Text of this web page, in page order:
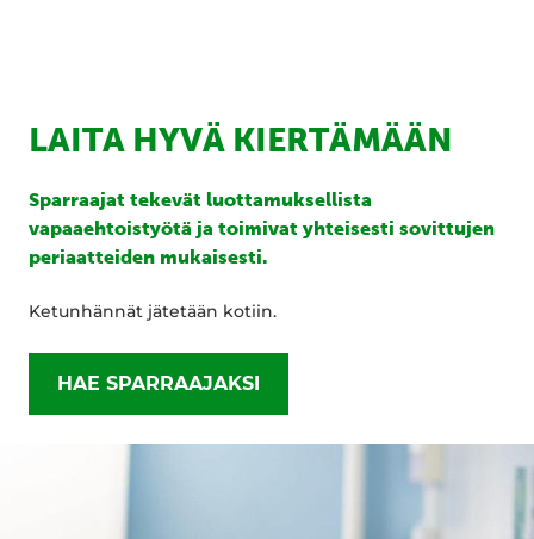
LAITA HYVÄ KIERTÄMÄÄN
Sparraajat tekevät luottamuksellista
vapaaehtoistyötä ja toimivat yhteisesti sovittujen
periaatteiden mukaisesti.
Ketunhännät jätetään kotiin.
HAE SPARRAAJAKSI